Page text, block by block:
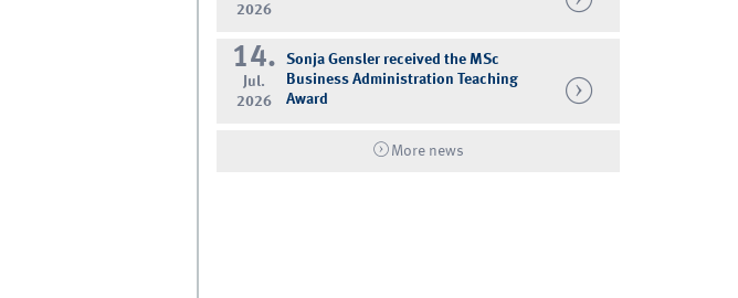
2026
14.
Jul.
2026
Sonja Gensler received the MSc
Business Administration Teaching
Award
More news